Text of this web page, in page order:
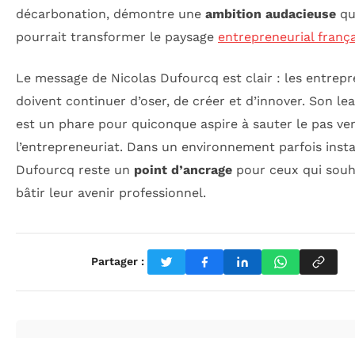
décarbonation, démontre une ambition audacieuse
pourrait transformer le paysage entrepreneurial
Le message de Nicolas Dufourcq est clair : les
doivent continuer d’oser, de créer et d’innover. Son
est un phare pour quiconque aspire à sauter le pas
l’entrepreneuriat. Dans un environnement parfois
Dufourcq reste un point d’ancrage pour ceux qui
bâtir leur avenir professionnel.
Partager :